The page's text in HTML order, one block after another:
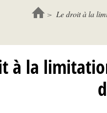
Le droit à la
à la